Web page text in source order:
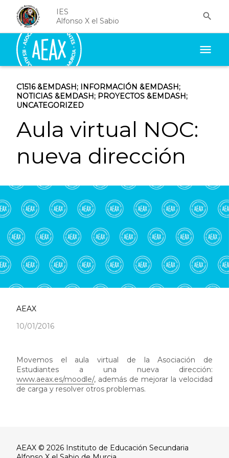
IES
Alfonso X el Sabio

menu
C1516&EMDASH; INFORMACIÓN &EMDASH;
NOTICIAS &EMDASH; PROYECTOS &EMDASH;
UNCATEGORIZED
Aula virtual NOC:
nueva dirección
AEAX
10/01/2016
Movemos el aula virtual de la Asociación de
Estudiantes a una nueva dirección:
www.aeax.es/moodle/, además de mejorar la velocidad
de carga y resolver otros problemas.
AEAX © 2026 Instituto de Educación Secundaria